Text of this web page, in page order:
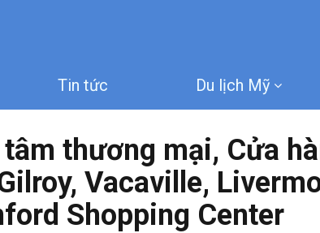
Tin tức Du lịch Mỹ
thương mại, Cửa
Vacaville,
Shopping Center